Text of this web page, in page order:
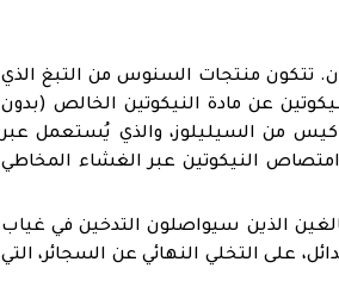
تتكون منتجات السنوس من التبغ الذي
عن مادة النيكوتين الخالص (بدون
كيس من السيليلوز، والذي يُستعمل عبر
النيكوتين عبر الغشاء المخاطي
الذين سيواصلون التدخين في غياب
على التخلي النهائي عن السجائر، التي